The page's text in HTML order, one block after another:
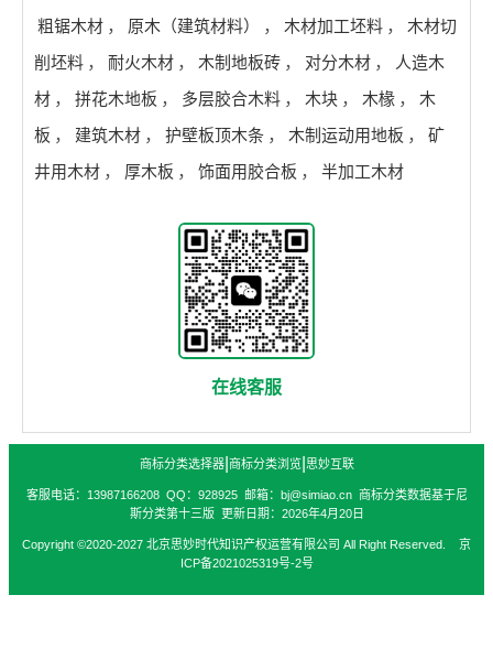
粗锯木材 ， 原木（建筑材料） ， 木材加工坯料 ，
木材切
削坯料 ， 耐火木材 ， 木制地板砖 ， 对分木材 ，
人造木
材 ， 拼花木地板 ， 多层胶合木料 ， 木块 ， 木椽 ，
木
板 ， 建筑木材 ， 护壁板顶木条 ， 木制运动用地板 ，
矿
井用木材 ， 厚木板 ， 饰面用胶合板 ， 半加工木材
在线客服
商标分类选择器| 商标分类浏览| 思妙互联
客服电话：13987166208 QQ：928925 邮箱：bj@simiao.cn 商标分类数据基于尼
斯分类第十三版 更新日期：2026年4月20日
Copyright ©2020-2027 北京思妙时代知识产权运营有限公司 All Right Reserved. 京
ICP备2021025319号-2号